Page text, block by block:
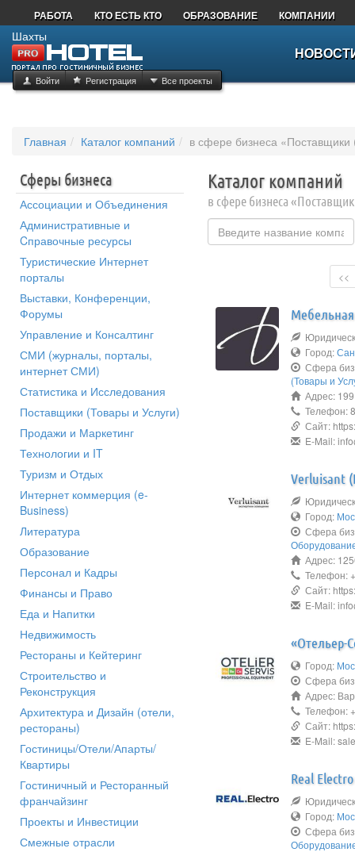
РАБОТА КТО ЕСТЬ КТО ОБРАЗОВАНИЕ КОМПАНИИ
Шахты
Войти Регистрация Все проекты
Главная Каталог компаний в сфере бизнеса
Сферы бизнеса
Ассоциации и Объединения
Административные и
Cправочные ресурсы
Туристические Интернет
порталы
Выставки, Конференции,
Форумы
Управление и Консалтинг
СМИ (журналы, порталы,
интернет СМИ)
Статистика и Исследования
Поставщики (Товары и Услуги)
Продажи и Маркетинг
Технологии и IT
Туризм и Отдых
Интернет коммерция (e-
Business)
Литература
Образование
Персонал и Кадры
Финансы и Право
Еда и Напитки
Недвижимость
Рестораны и Кейтеринг
Строительство и
Реконструкция
Архитектура и Дизайн (отели,
рестораны)
Гостиницы/Отели/Апарты/
Квартиры
Гостиничный и Ресторанный
франчайзинг
Проекты и Инвестиции
Смежные отрасли
Каталог компаний
в сфере бизнеса
<<
Город:
Сфера
(Товары и
Адрес:
Телефон: 8
Сайт:
E-Mail:
Verluisant
Город:
Сфера
Адрес:
Телефон:
Сайт:
E-Mail:
«Отельер-
Город:
Сфера
Адрес:
Телефон:
Сайт:
E-Mail:
Real Electro
Город:
Сфера